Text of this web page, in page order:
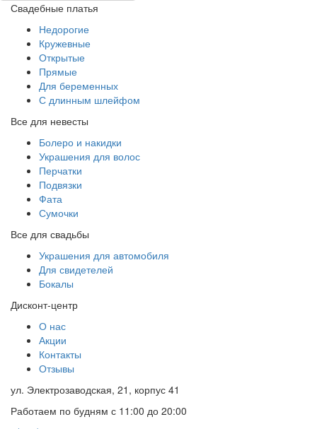
Свадебные платья
Недорогие
Кружевные
Открытые
Прямые
Для беременных
С длинным шлейфом
Все для невесты
Болеро и накидки
Украшения для волос
Перчатки
Подвязки
Фата
Сумочки
Все для свадьбы
Украшения для автомобиля
Для свидетелей
Бокалы
Дисконт-центр
О нас
Акции
Контакты
Отзывы
ул. Электрозаводская, 21, корпус 41
Работаем по будням с 11:00 до 20:00